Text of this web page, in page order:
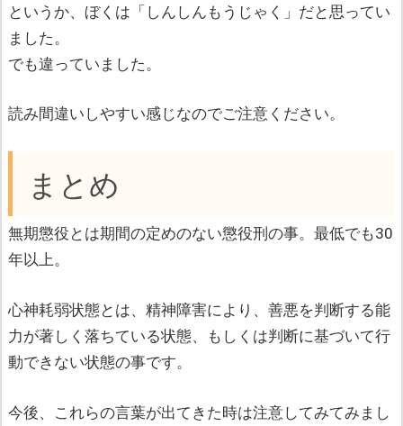
というか、ぼくは「しんしんもうじゃく」だと思ってい
ました。
でも違っていました。
読み間違いしやすい感じなのでご注意ください。
まとめ
無期懲役とは期間の定めのない懲役刑の事。最低でも30
年以上。
心神耗弱状態とは、精神障害により、善悪を判断する能
力が著しく落ちている状態、もしくは判断に基づいて行
動できない状態の事です。
今後、これらの言葉が出てきた時は注意してみてみまし